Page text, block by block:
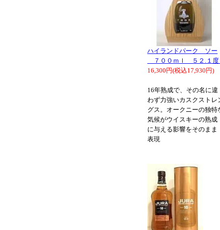
ハイランドパーク ソー
７００ｍｌ ５２.１
16,300円(税込17,930円)
16年熟成で、その名に違
わず力強いカスクストレ
グス。オークニーの独特
気候がウイスキーの熟成
に与える影響をそのまま
表現